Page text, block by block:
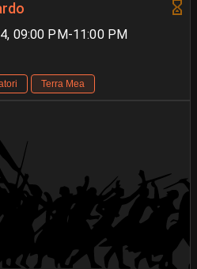
09:00 PM-11:00 PM
Terra Mea